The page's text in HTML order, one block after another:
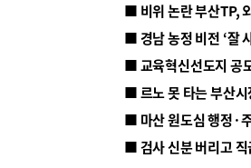
■ 비위 논란 부산TP,
■ 르노 못 타는 부산
■ 마산 원도심 행정·